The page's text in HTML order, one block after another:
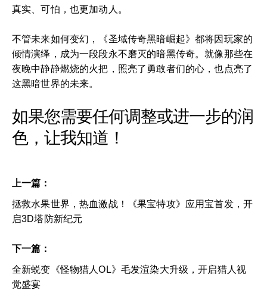
真实、可怕，也更加动人。
不管未来如何变幻，《圣域传奇黑暗崛起》都将因玩家的
倾情演绎，成为一段段永不磨灭的暗黑传奇。就像那些在
夜晚中静静燃烧的火把，照亮了勇敢者们的心，也点亮了
这黑暗世界的未来。
如果您需要任何调整或进一步的润
色，让我知道！
上一篇：
拯救水果世界，热血激战！《果宝特攻》应用宝首发，开
启3D塔防新纪元
下一篇：
全新蜕变《怪物猎人OL》毛发渲染大升级，开启猎人视
觉盛宴